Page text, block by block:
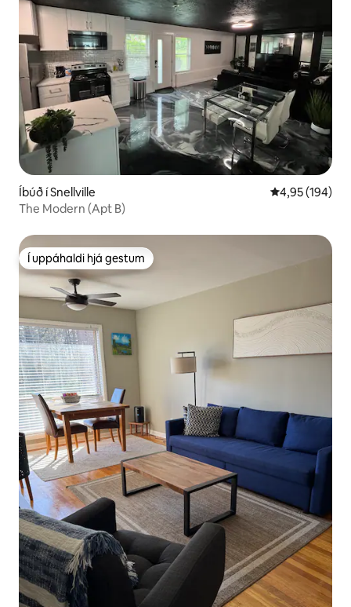
Íbúð í Snellville 4,95 af 5 í
4,95 (194)
The Modern (Apt B)
Í uppáhaldi hjá gestum
Í uppáhaldi hjá gestum